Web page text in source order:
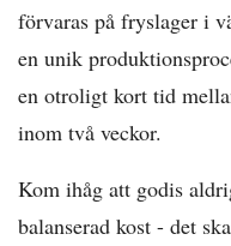
förvaras på fryslager i
en unik
en otroligt kort tid
inom två veckor.
Kom ihåg att godis
balanserad kost - det